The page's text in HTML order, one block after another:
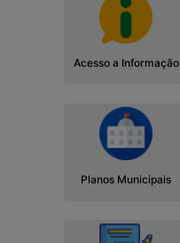
Acesso a Informação
Planos Municipais